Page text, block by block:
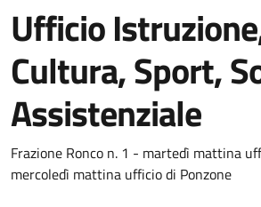
Ufficio
Cultura, Sport,
Assistenziale
Frazione Ronco n. 1 - martedì mattina
mercoledì mattina ufficio di Ponzone